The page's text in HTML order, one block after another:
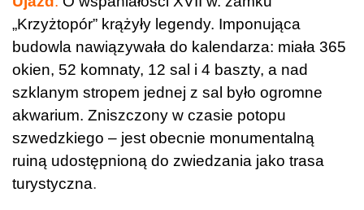
„Krzyżtopór” krążyły legendy. Imponująca
budowla nawiązywała do kalendarza: miała 365
okien, 52 komnaty, 12 sal i 4 baszty, a nad
szklanym stropem jednej z sal było ogromne
akwarium. Zniszczony w czasie potopu
szwedzkiego – jest obecnie monumentalną
ruiną udostępnioną do zwiedzania jako trasa
turystyczna.